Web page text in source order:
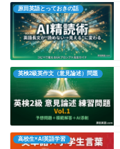
原田英語とっておきの話
英検2級英作文（意見論述）問題
高校生×AI英語学習